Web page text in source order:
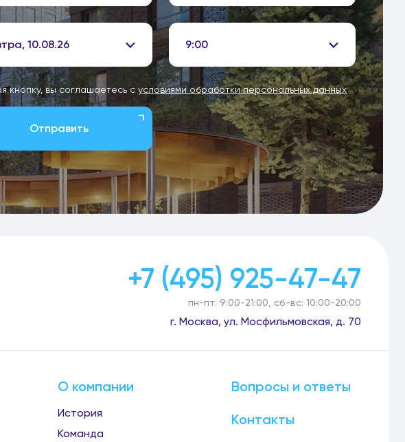
10.08.26 9:00
кнопку, вы соглашаетесь с условиями обработки персональных данных
Отправить
+7 (495) 925-47-47
пн-пт: 9:00-21:00, сб-вс: 10:00-20:00
г. Москва, ул. Мосфильмовская, д. 70
О компании
История
Команда
Вопросы и ответы
Контакты